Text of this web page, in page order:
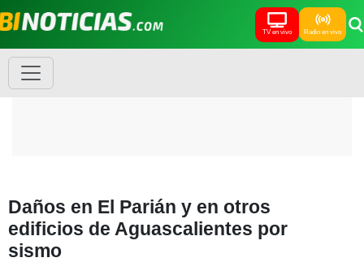
TV en vivo Radio en vivo
Daños en El Parián y en otros
edificios de Aguascalientes por
sismo